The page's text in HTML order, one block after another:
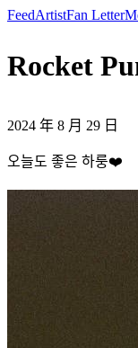
FeedArtistFan Letter
Rocket
2024 年 8 月 29 日
오늘도 좋은 하룽❤️